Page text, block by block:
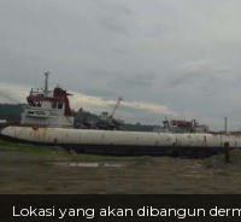
Lokasi yang akan dibangun